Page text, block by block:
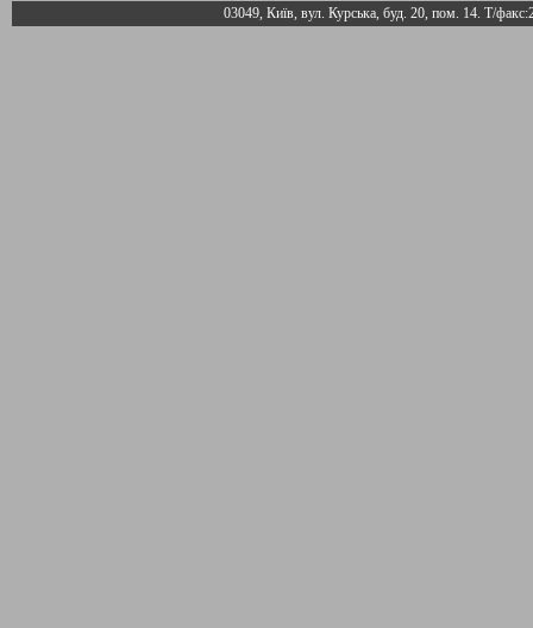
03049, Київ, вул. Курська, буд. 20, пом. 14. Т/